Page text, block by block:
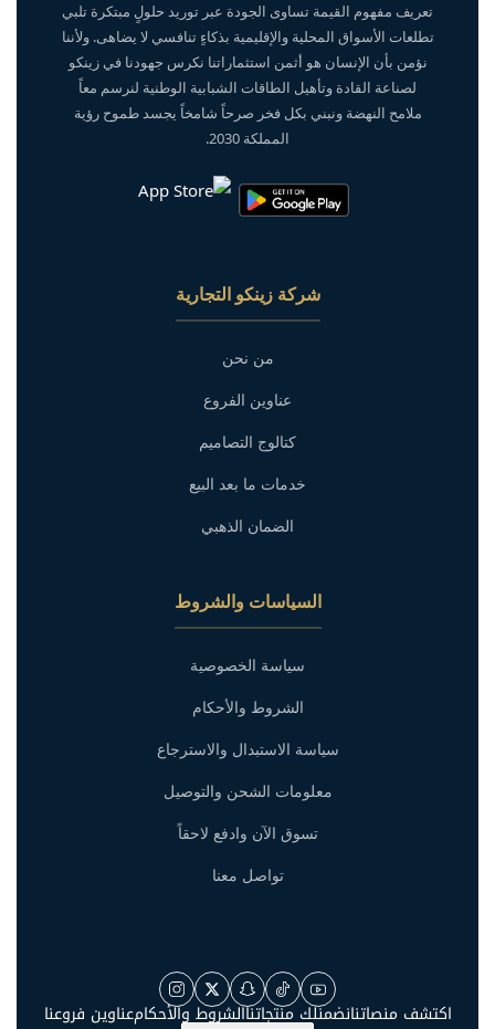
تعريف مفهوم القيمة تساوى الجودة عبر توريد حلولٍ مبتكرة تلبي
تطلعات الأسواق المحلية والإقليمية بذكاءٍ تنافسي لا يضاهى. ولأننا
نؤمن بأن الإنسان هو أثمن استثماراتنا نكرس جهودنا في زينكو
لصناعة القادة وتأهيل الطاقات الشبابية الوطنية لنرسم معاً
ملامح النهضة ونبني بكل فخر صرحاً شامخاً يجسد طموح رؤية
المملكة 2030.
شركة زينكو التجارية
من نحن
عناوين الفروع
كتالوج التصاميم
خدمات ما بعد البيع
الضمان الذهبي
السياسات والشروط
سياسة الخصوصية
الشروط والأحكام
سياسة الاستبدال والاسترجاع
معلومات الشحن والتوصيل
تسوق الآن وادفع لاحقاً
تواصل معنا
عناوين فروعناالشروط والأحكامنضمنلك منتجاتنااكتشف منصاتنا